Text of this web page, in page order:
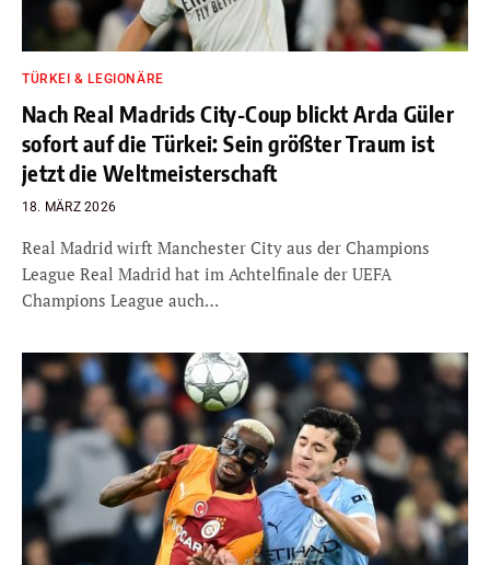
TÜRKEI & LEGIONÄRE
Nach Real Madrids City-Coup blickt Arda Güler
sofort auf die Türkei: Sein größter Traum ist
jetzt die Weltmeisterschaft
18. MÄRZ 2026
Real Madrid wirft Manchester City aus der Champions
League Real Madrid hat im Achtelfinale der UEFA
Champions League auch…